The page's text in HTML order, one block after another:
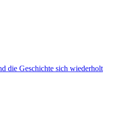
die Geschichte sich wiederholt